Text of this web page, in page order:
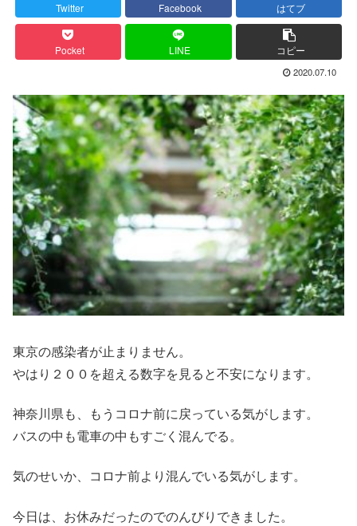
Twitter Facebook はてブ
Pocket LINE コピー
2020.07.10
東京の感染者が止まりません。
やはり２００を超える数字を見ると不安になります。
神奈川県も、もうコロナ前に戻っている気がします。
バスの中も電車の中もすごく混んでる。
気のせいか、コロナ前より混んでいる気がします。
今日は、お休みだったのでのんびりできました。